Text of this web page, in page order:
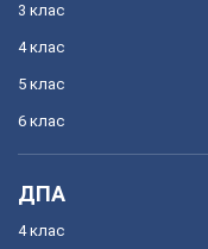
3 клас
4 клас
5 клас
6 клас
ДПА
4 клас